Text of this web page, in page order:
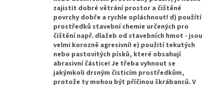
zajistit dobré větrání prostor a čištěné
povrchy dobře a rychle opláchnout! d) použítí
prostředků stavební chemie určených pro
čištění např. dlažeb od stavebních hmot - jsou
velmi korozně agresivní! e) použití tekutých
nebo pastovitých písků, které obsahují
abrasivní částice! Je třeba vyhnout se
jakýmkoli drsným čisticím prostředkům,
protože ty mohou být příčinou škrábanců. V